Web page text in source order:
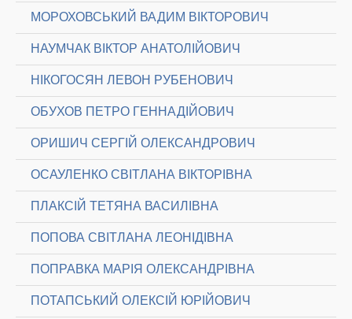
МОРОХОВСЬКИЙ ВАДИМ ВІКТОРОВИЧ
НАУМЧАК ВІКТОР АНАТОЛІЙОВИЧ
НІКОГОСЯН ЛЕВОН РУБЕНОВИЧ
ОБУХОВ ПЕТРО ГЕННАДІЙОВИЧ
ОРИШИЧ СЕРГІЙ ОЛЕКСАНДРОВИЧ
ОСАУЛЕНКО СВІТЛАНА ВІКТОРІВНА
ПЛАКСІЙ ТЕТЯНА ВАСИЛІВНА
ПОПОВА СВІТЛАНА ЛЕОНІДІВНА
ПОПРАВКА МАРІЯ ОЛЕКСАНДРІВНА
ПОТАПСЬКИЙ ОЛЕКСІЙ ЮРІЙОВИЧ